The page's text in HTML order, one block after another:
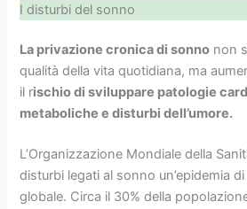
I disturbi del sonno
La privazione cronica di sonno non
qualità della vita quotidiana, ma
il rischio di sviluppare patologie
metaboliche e disturbi dell’umore.
L’Organizzazione Mondiale della
disturbi legati al sonno un’epidemia
globale. Circa il 30% della